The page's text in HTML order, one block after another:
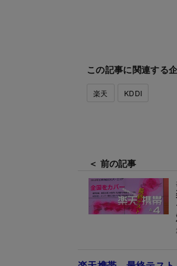
この記事に関連する
楽天 KDDI
＜ 前の記事